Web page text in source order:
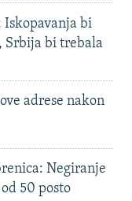
bi
Srbija bi trebala
adrese nakon
Negiranje
50 posto